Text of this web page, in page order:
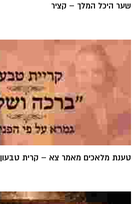
שער היכל המלך – קציר
טענת מלאכים מאמר צא – קרית טבעון